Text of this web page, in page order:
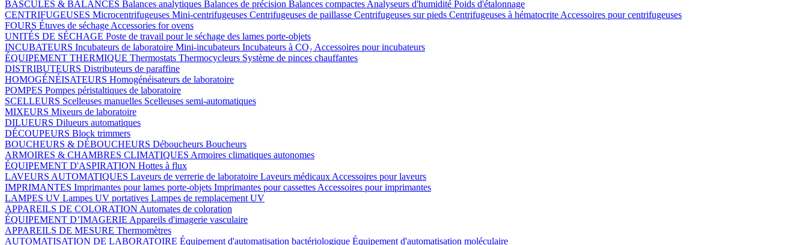
BASCULES & BALANCES Balances analytiques Balances de précision Balances compactes Analyseurs d'humidité Poids d'étalonnage
CENTRIFUGEUSES Microcentrifugeuses Mini-centrifugeuses Centrifugeuses de paillasse Centrifugeuses sur pieds Centrifugeuses à hématocrite Accessoires pour centrifugeuses
FOURS Étuves de séchage Accessories for ovens
UNITÉS DE SÉCHAGE Poste de travail pour le séchage des lames porte-objets
INCUBATEURS Incubateurs de laboratoire Mini-incubateurs Incubateurs à CO₂ Accessoires pour incubateurs
ÉQUIPEMENT THERMIQUE Thermostats Thermocycleurs Système de pinces chauffantes
DISTRIBUTEURS Distributeurs de paraffine
HOMOGÉNÉISATEURS Homogénéisateurs de laboratoire
POMPES Pompes péristaltiques de laboratoire
SCELLEURS Scelleuses manuelles Scelleuses semi-automatiques
MIXEURS Mixeurs de laboratoire
DILUEURS Dilueurs automatiques
DÉCOUPEURS Block trimmers
BOUCHEURS & DÉBOUCHEURS Déboucheurs Boucheurs
ARMOIRES & CHAMBRES CLIMATIQUES Armoires climatiques autonomes
ÉQUIPEMENT D'ASPIRATION Hottes à flux
LAVEURS AUTOMATIQUES Laveurs de verrerie de laboratoire Laveurs médicaux Accessoires pour laveurs
IMPRIMANTES Imprimantes pour lames porte-objets Imprimantes pour cassettes Accessoires pour imprimantes
LAMPES UV Lampes UV portatives Lampes de remplacement UV
APPAREILS DE COLORATION Automates de coloration
ÉQUIPEMENT D’IMAGERIE Appareils d'imagerie vasculaire
APPAREILS DE MESURE Thermomètres
AUTOMATISATION DE LABORATOIRE Équipement d'automatisation bactériologique Équipement d'automatisation moléculaire